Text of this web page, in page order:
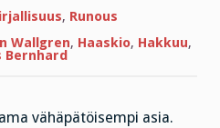
, Runous
Wallgren, Haaskio, Hakkuu,
Bernhard
vähäpätöisempi asia.